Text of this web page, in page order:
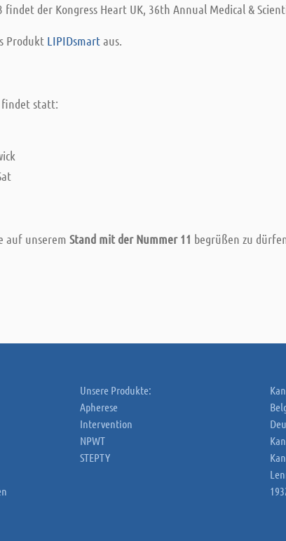
findet der Kongress Heart UK, 36th Annual Medical &
Produkt LIPIDsmartaus.
findet statt:
auf unseremStand mit der Nummer 11 begrüßen zu
Unsere Produkte:
Apherese
Intervention
NPWT
STEPTY